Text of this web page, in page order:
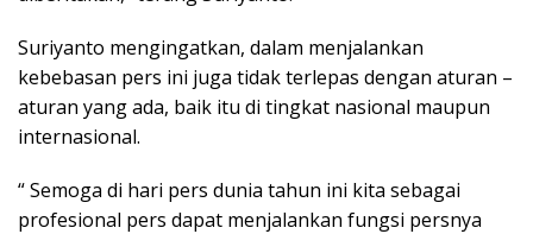
Suriyanto mengingatkan, dalam menjalankan
kebebasan pers ini juga tidak terlepas dengan aturan –
aturan yang ada, baik itu di tingkat nasional maupun
internasional.
“ Semoga di hari pers dunia tahun ini kita sebagai
profesional pers dapat menjalankan fungsi persnya